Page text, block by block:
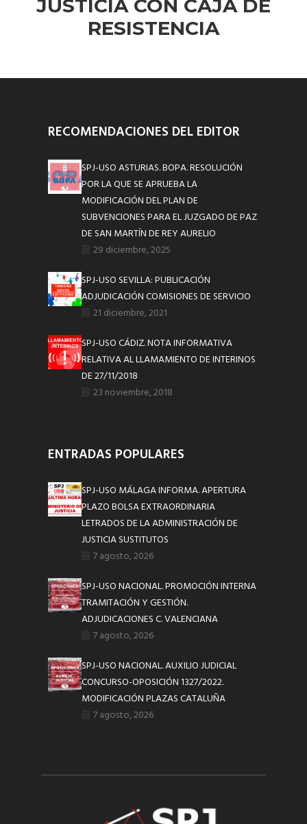
JUSTICIA CON CAJA DE
RESISTENCIA
RECOMENDACIONES DEL EDITOR
SPJ-USO ASTURIAS. BOPA. RESOLUCIÓN
POR LA QUE SE APRUEBA LA
MODIFICACIÓN DEL PLAN DE
SUBVENCIONES PARA EL JUZGADO DE PAZ
DE SAN MARTÍN DE REY AURELIO
29 diciembre, 2025
SPJ-USO SEVILLA: PUBLICACIÓN
ADJUDICACIÓN COMISIONES DE SERVICIO
21 diciembre, 2021
SPJ-USO CÁDIZ. NOTA INFORMATIVA
RELATIVA AL LLAMAMIENTO DE INTERINOS
DE 27/11/2018
23 noviembre, 2018
ENTRADAS POPULARES
SPJ-USO MÁLAGA INFORMA. APERTURA
PLAZO BOLSA EXTRAORDINARIA
LETRADOS DE LA ADMINISTRACIÓN DE
JUSTICIA SUSTITUTOS
7 agosto, 2026
SPJ-USO NACIONAL. PROMOCIÓN INTERNA
TRAMITACIÓN Y GESTIÓN.
ADJUDICACIONES C. VALENCIANA
7 agosto, 2026
SPJ-USO NACIONAL. AUXILIO JUDICIAL
CONCURSO-OPOSICIÓN 1327/2022.
MODIFICACIÓN PLAZAS CATALUÑA
7 agosto, 2026